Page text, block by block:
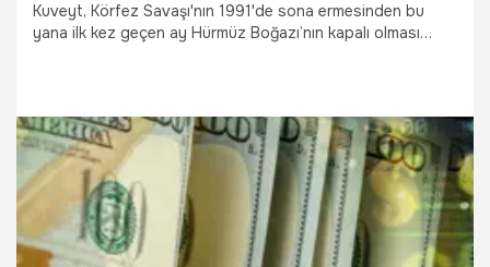
Kuveyt, Körfez Savaşı'nın 1991'de sona ermesinden bu
yana ilk kez geçen ay Hürmüz Boğazı’nın kapalı olması
2.05.2026 Dünya